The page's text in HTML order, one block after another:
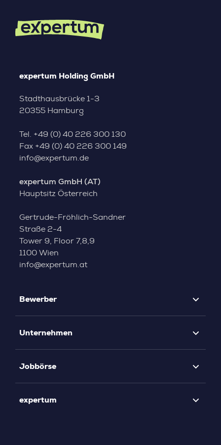
expertum Holding GmbH
Stadthausbrücke 1-3
20355 Hamburg
Tel. +49 (0) 40 226 300 130
Fax +49 (0) 40 226 300 149
info@expertum.de
expertum GmbH (AT)
Hauptsitz Österreich
Gertrude-Fröhlich-Sandner
Straße 2-4
Tower 9, Floor 7,8,9
1100 Wien
info@expertum.at
Bewerber
Unternehmen
Jobbörse
expertum